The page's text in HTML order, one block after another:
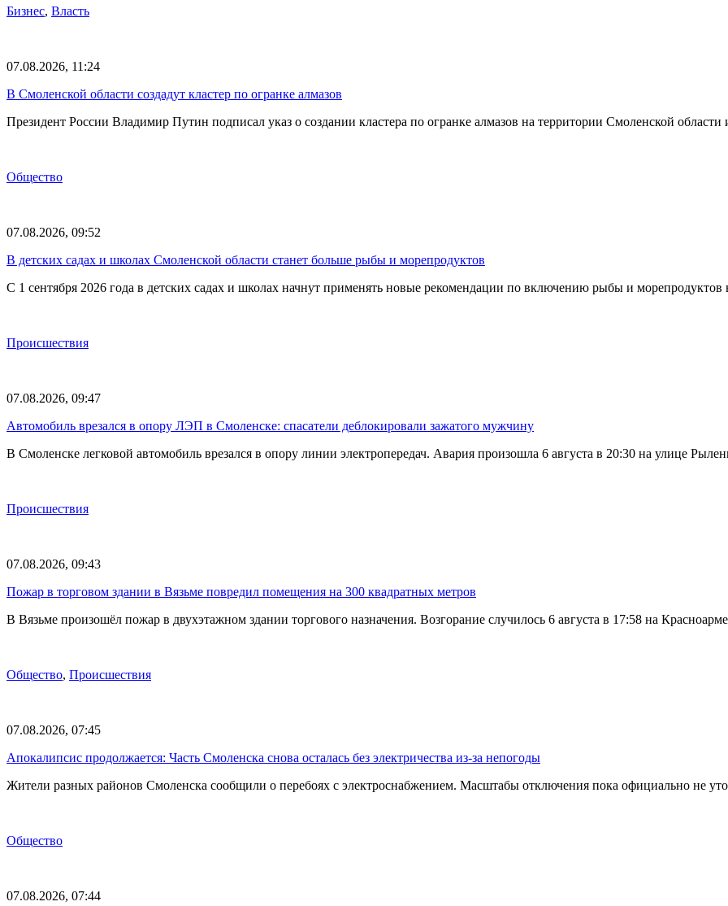
Бизнес, Власть
07.08.2026, 11:24
В Смоленской области создадут кластер по огранке алмазов
Президент России Владимир Путин подписал указ о создании кластера по огранке алмазов на территории Смоленской
Общество
07.08.2026, 09:52
В детских садах и школах Смоленской области станет больше рыбы и морепродуктов
С 1 сентября 2026 года в детских садах и школах начнут применять новые рекомендации по включению рыбы и
Происшествия
07.08.2026, 09:47
Автомобиль врезался в опору ЛЭП в Смоленске: спасатели деблокировали зажатого мужчину
В Смоленске легковой автомобиль врезался в опору линии электропередач. Авария произошла 6 августа в 20:30 на улице
Происшествия
07.08.2026, 09:43
Пожар в торговом здании в Вязьме повредил помещения на 300 квадратных метров
В Вязьме произошёл пожар в двухэтажном здании торгового назначения. Возгорание случилось 6 августа в 17:58 на
Общество, Происшествия
07.08.2026, 07:45
Апокалипсис продолжается: Часть Смоленска снова осталась без электричества из-за непогоды
Жители разных районов Смоленска сообщили о перебоях с электроснабжением. Масштабы отключения пока официально не
Общество
07.08.2026, 07:44